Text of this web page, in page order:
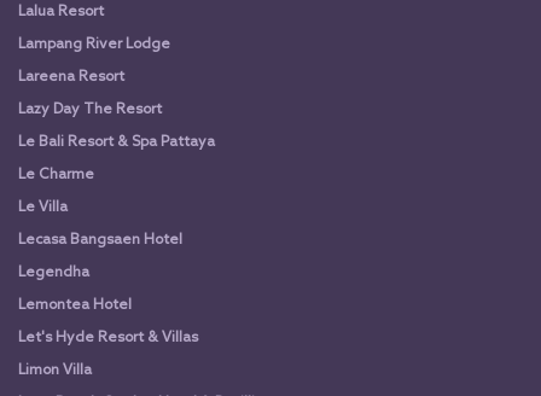
Lalua Resort
Lampang River Lodge
Lareena Resort
Lazy Day The Resort
Le Bali Resort & Spa Pattaya
Le Charme
Le Villa
Lecasa Bangsaen Hotel
Legendha
Lemontea Hotel
Let's Hyde Resort & Villas
Limon Villa